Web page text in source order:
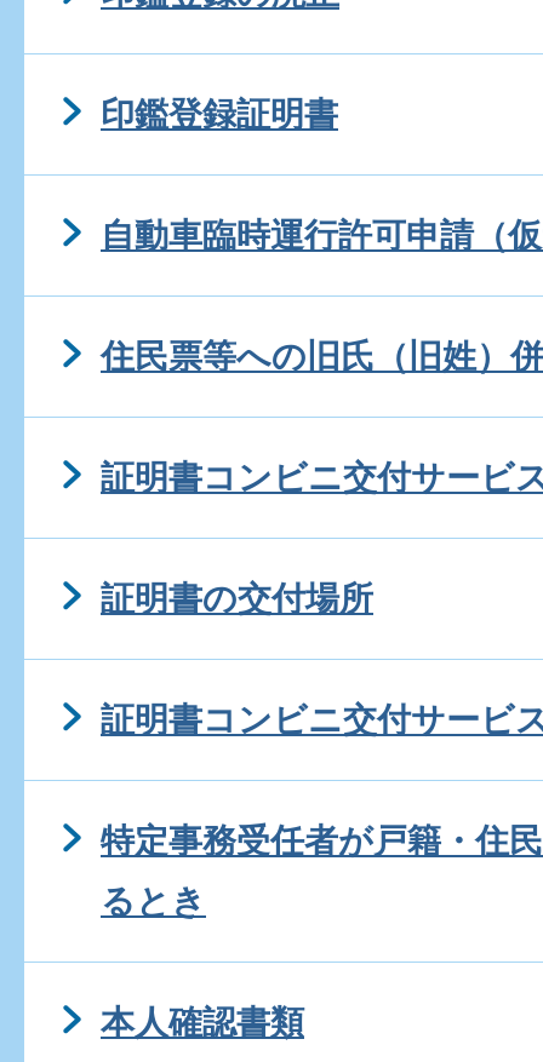
印鑑登録証明書
自動車臨時運行許可申請（
住民票等への旧氏（旧姓）
証明書コンビニ交付サービ
証明書の交付場所
証明書コンビニ交付サービ
特定事務受任者が戸籍・住
るとき
本人確認書類